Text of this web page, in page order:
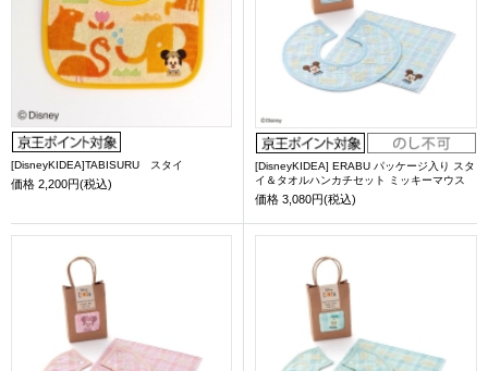
[DisneyKIDEA]TABISURU スタイ
価格 2,200円(税込)
[DisneyKIDEA] ERABU パッケージ入り スタ
イ＆タオルハンカチセット ミッキーマウス
価格 3,080円(税込)